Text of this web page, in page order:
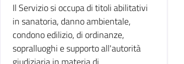
Il Servizio si occupa di titoli abilitativi
in sanatoria, danno ambientale,
condono edilizio, di ordinanze,
sopralluoghi e supporto all'autorità